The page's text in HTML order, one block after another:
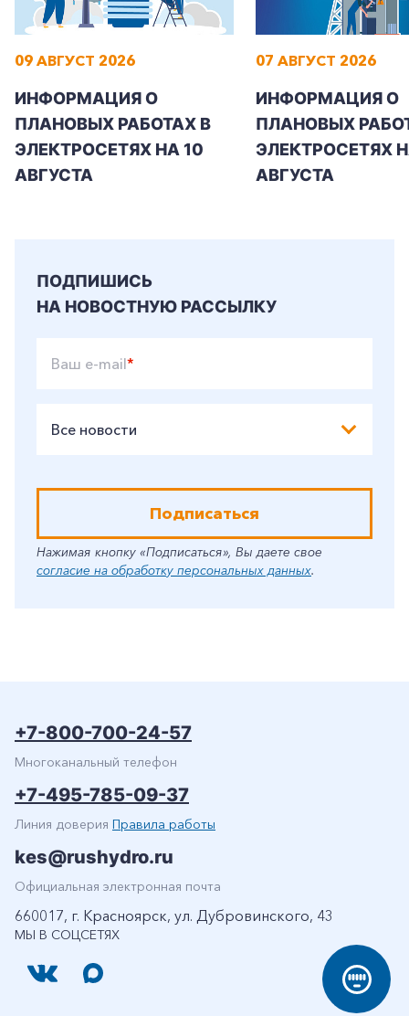
09 АВГУСТ 2026
ИНФОРМАЦИЯ О
ПЛАНОВЫХ РАБОТАХ В
ЭЛЕКТРОСЕТЯХ НА 10
АВГУСТА
07 АВГУСТ 2026
ИНФОРМАЦИЯ О
ПЛАНОВЫХ
ЭЛЕКТРОСЕТЯХ
АВГУСТА
ПОДПИШИСЬ
НА НОВОСТНУЮ РАССЫЛКУ
Ваш e-mail*
Все новости
Подписаться
Нажимая кнопку «Подписаться», Вы даете свое
согласие на обработку персональных данных.
МЫ В СОЦСЕТЯХ
+7-800-700-24-57
Многоканальный телефон
+7-495-785-09-37
Линия доверия Правила работы
kes@rushydro.ru
Официальная электронная почта
660017, г. Красноярск, ул. Дубровинского, 43